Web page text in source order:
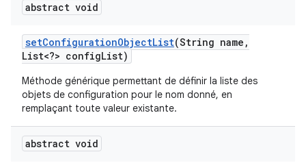
abstract void
setConfigurationObjectList(String name ,
List<?> configList)
Méthode générique permettant de définir la liste des
objets de configuration pour le nom donné, en
remplaçant toute valeur existante.
abstract void